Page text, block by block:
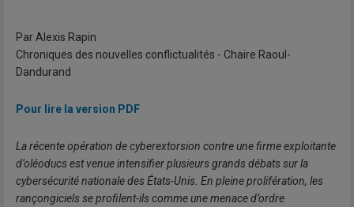
Par Alexis Rapin
Chroniques des nouvelles conflictualités - Chaire Raoul-
Dandurand
Pour lire la version PDF
La récente opération de cyberextorsion contre une firme exploitante
d’oléoducs est venue intensifier plusieurs grands débats sur la
cybersécurité nationale des États-Unis. En pleine prolifération, les
rançongiciels se profilent-ils comme une menace d’ordre